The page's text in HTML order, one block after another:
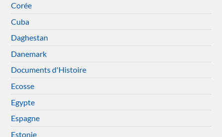
Corée
Cuba
Daghestan
Danemark
Documents d'Histoire
Ecosse
Egypte
Espagne
Estonie